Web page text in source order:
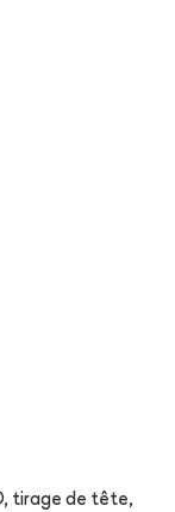
tirage de tête,